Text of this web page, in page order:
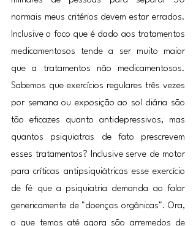
normais meus critérios devem estar errados.
Inclusive o foco que é dado aos tratamentos
medicamentosos tende a ser muito maior
que a tratamentos não medicamentosos.
Sabemos que exercícios regulares três vezes
por semana ou exposição ao sol diária são
tão eficazes quanto antidepressivos, mas
quantos psiquiatras de fato prescrevem
esses tratamentos? Inclusive serve de motor
para críticas antipsiquiátricas esse exercício
de fé que a psiquiatria demanda ao falar
genericamente de "doenças orgânicas". Ora,
o que temos até agora são arremedos de